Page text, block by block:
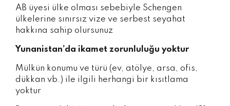
AB üyesi ülke olması sebebiyle Schengen
ülkelerine sınırsız vize ve serbest seyahat
hakkına sahip olursunuz
Yunanistan’da ikamet zorunluluğu yoktur
Mülkün konumu ve türü (ev, atölye, arsa, ofis,
dükkan vb.) ile ilgili herhangi bir kısıtlama
yoktur